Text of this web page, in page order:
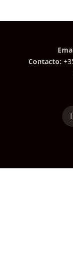
Contacto: